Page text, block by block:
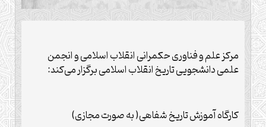
مرکز علم و فناوری حکمرانی انقلاب اسلامی و انجمن
علمی دانشجویی تاریخ انقلاب اسلامی برگزار می‌کند:
کارگاه آموزش تاریخ شفاهی( به صورت مجازی)